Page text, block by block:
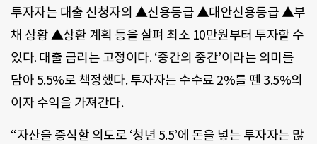
투자자는 대출 신청자의 ▲신용등급 ▲대안신용등급 ▲부
채 상황 ▲상환 계획 등을 살펴 최소 10만원부터 투자할 수
있다. 대출 금리는 고정이다. ‘중간의 중간’이라는 의미를
담아 5.5%로 책정했다. 투자자는 수수료 2%를 뗀 3.5%의
이자 수익을 가져간다.
“자산을 증식할 의도로 ‘청년 5.5’에 돈을 넣는 투자자는 많